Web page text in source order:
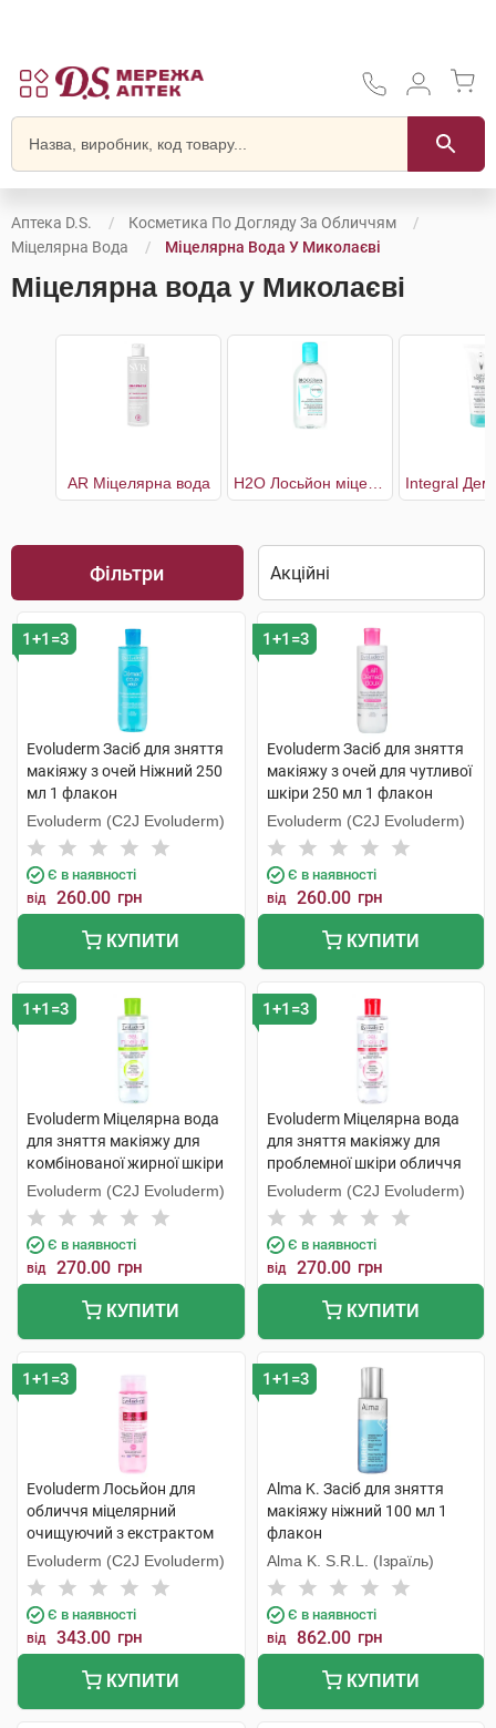
Аптека D.S.
Косметика По Догляду За Обличчям
Міцелярна Вода
Міцелярна Вода У Миколаєві
Міцелярна вода у Миколаєві
AR Міцелярна вода
Фільтри
1+1=3
Evoluderm Засіб для зняття
макіяжу з очей Ніжний 250
мл 1 флакон
Evoluderm (C2J Evoluderm)
Є в наявності
від 260.00 грн
КУПИТИ
1+1=3
Evoluderm Засіб для зняття
макіяжу з очей для чутливої
шкіри 250 мл 1 флакон
Evoluderm (C2J Evoluderm)
Є в наявності
від 260.00 грн
КУПИТИ
1+1=3
Evoluderm Міцелярна вода
для зняття макіяжу для
комбінованої жирної шкіри
обличчя 250 мл 1 флакон
Evoluderm (C2J Evoluderm)
Є в наявності
від 270.00 грн
КУПИТИ
1+1=3
Evoluderm Міцелярна вода
для зняття макіяжу для
проблемної шкіри обличчя
250 мл 1 флакон
Evoluderm (C2J Evoluderm)
Є в наявності
від 270.00 грн
КУПИТИ
1+1=3
Evoluderm Лосьйон для
обличчя міцелярний
очищуючий з екстрактом
рожевого грейпфруту проти
недоліків шкіри 250 мл 1
флакон
Evoluderm (C2J Evoluderm)
Є в наявності
від 343.00 грн
КУПИТИ
1+1=3
Alma K. Засіб для зняття
макіяжу ніжний 100 мл 1
флакон
Alma K. S.R.L. (Ізраїль)
Є в наявності
від 862.00 грн
КУПИТИ